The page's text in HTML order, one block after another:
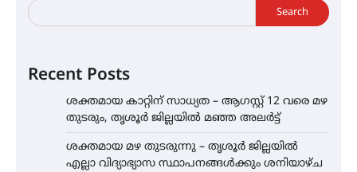
Search
Recent Posts
ശക്തമായ കാറ്റിന് സാധ്യത – ആഗസ്റ്റ് 12 വരെ മഴ
തുടരും, തൃശൂർ ജില്ലയിൽ മഞ്ഞ അലർട്ട്
ശക്തമായ മഴ തുടരുന്നു – തൃശൂർ ജില്ലയിൽ
എല്ലാ വിദ്യാഭ്യാസ സ്ഥാപനങ്ങൾക്കും ശനിയാഴ്ച